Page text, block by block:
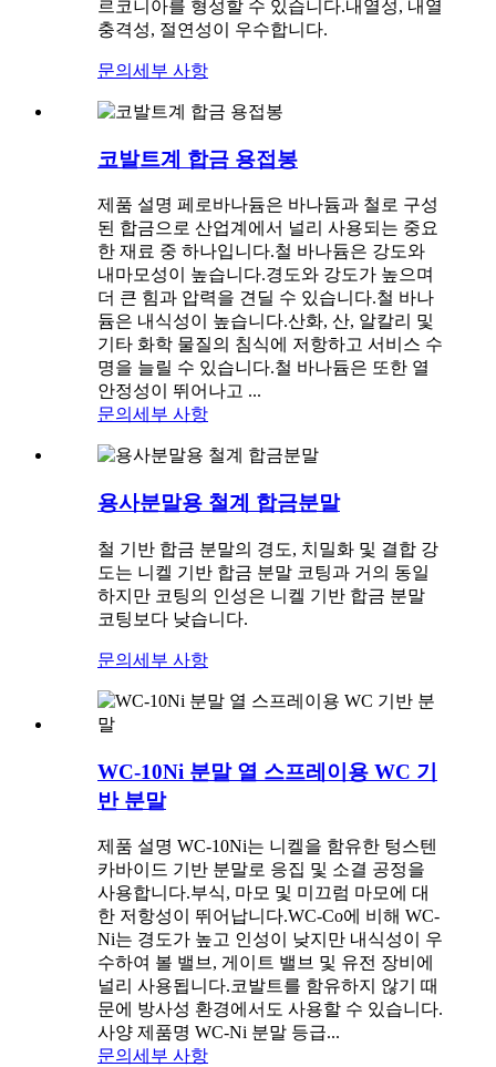
르코니아를 형성할 수 있습니다.내열성, 내열
충격성, 절연성이 우수합니다.
문의 세부 사항
코발트계 합금 용접봉
제품 설명 페로바나듐은 바나듐과 철로 구성
된 합금으로 산업계에서 널리 사용되는 중요
한 재료 중 하나입니다.철 바나듐은 강도와 ​​
내마모성이 높습니다.경도와 강도가 높으며
더 큰 힘과 압력을 견딜 수 있습니다.철 바나
듐은 내식성이 높습니다.산화, 산, 알칼리 및
기타 화학 물질의 침식에 저항하고 서비스 수
명을 늘릴 수 있습니다.철 바나듐은 또한 열
안정성이 뛰어나고 ...
문의 세부 사항
용사분말용 철계 합금분말
철 기반 합금 분말의 경도, 치밀화 및 결합 강
도는 니켈 기반 합금 분말 코팅과 거의 동일
하지만 코팅의 인성은 니켈 기반 합금 분말
코팅보다 낮습니다.
문의 세부 사항
WC-10Ni 분말 열 스프레이용 WC 기
반 분말
제품 설명 WC-10Ni는 니켈을 함유한 텅스텐
카바이드 기반 분말로 응집 및 소결 공정을
사용합니다.부식, 마모 및 미끄럼 마모에 대
한 저항성이 뛰어납니다.WC-Co에 비해 WC-
Ni는 경도가 높고 인성이 낮지만 내식성이 우
수하여 볼 밸브, 게이트 밸브 및 유전 장비에
널리 사용됩니다.코발트를 함유하지 않기 때
문에 방사성 환경에서도 사용할 수 있습니다.
사양 제품명 WC-Ni 분말 등급...
문의 세부 사항